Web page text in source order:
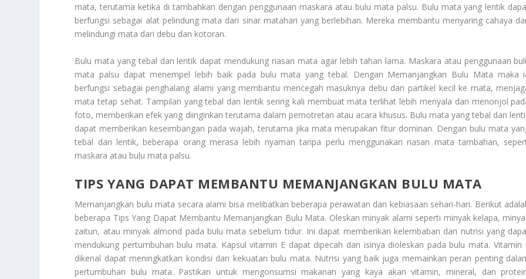
mata, terutama ketika di tambahkan dengan penggunaan maskara atau bulu mata palsu. Bulu mata yang lentik
berfungsi sebagai alat pelindung mata dari sinar matahari yang berlebihan. Mereka membantu menyaring cahaya
melindungi mata dari debu dan kotoran.
Bulu mata yang tebal dan lentik dapat mendukung riasan mata agar lebih tahan lama. Maskara atau penggunaan
mata palsu dapat menempel lebih baik pada bulu mata yang tebal. Dengan Memanjangkan Bulu Mata maka
berfungsi sebagai penghalang alami yang membantu mencegah masuknya debu dan partikel kecil ke mata,
mata tetap sehat. Tampilan yang tebal dan lentik sering kali membuat mata terlihat lebih menyala dan menonjol
foto, memberikan efek yang diinginkan terutama dalam pemotretan atau acara khusus. Bulu mata yang tebal dan
dapat memberikan keseimbangan pada wajah, terutama jika mata merupakan fitur dominan. Dengan bulu mata
tebal dan lentik, beberapa orang merasa lebih nyaman tanpa perlu menggunakan riasan mata tambahan,
maskara atau bulu mata palsu.
TIPS YANG DAPAT MEMBANTU MEMANJANGKAN BULU MATA
Memanjangkan bulu mata secara alami bisa melibatkan beberapa perawatan dan kebiasaan sehari-hari. Berikut
beberapa Tips Yang Dapat Membantu Memanjangkan Bulu Mata. Oleskan minyak alami seperti minyak kelapa,
zaitun, atau minyak almond pada bulu mata sebelum tidur. Ini dapat memberikan kelembaban dan nutrisi yang
mendukung pertumbuhan bulu mata. Kapsul vitamin E dapat dipecah dan isinya dioleskan pada bulu mata. Vitamin
dikenal dapat meningkatkan kondisi dan kekuatan bulu mata. Nutrisi yang baik juga memainkan peran penting
pertumbuhan bulu mata. Pastikan untuk mengonsumsi makanan yang kaya akan vitamin, mineral, dan